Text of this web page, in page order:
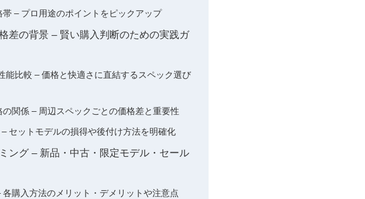
– プロ用途のポイントをピックアップ
差の背景 – 賢い購入判断のための実践ガ
比較 – 価格と快適さに直結するスペック選び
関係 – 周辺スペックごとの価格差と重要性
セットモデルの損得や後付け方法を明確化
ング – 新品・中古・限定モデル・セール
購入方法のメリット・デメリットや注意点